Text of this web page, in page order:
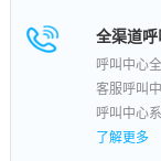
全渠道
呼叫中心
客服呼叫
呼叫中心
了解更多